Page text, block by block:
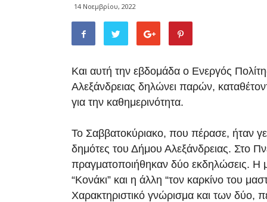
14 Νοεμβρίου, 2022
Και αυτή την εβδομάδα ο Ενεργός
Αλεξάνδρειας δηλώνει παρών,
για την καθημερινότητα.
Το Σαββατοκύριακο, που πέρασε, ήταν
δημότες του Δήμου Αλεξάνδρειας. Στο
πραγματοποιήθηκαν δύο εκδηλώσεις. Η
“Κονάκι” και η άλλη “τον καρκίνο του
Χαρακτηριστικό γνώρισμα και των δύο,